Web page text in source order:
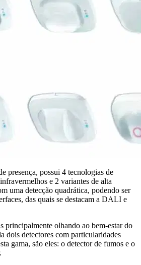
presença, possui 4 tecnologias de
e 2 variantes de alta
uma detecção quadrática, podendo ser
das quais se destacam a DALI e
principalmente olhando ao bem-estar do
dois detectores com particularidades
gama, são eles: o detector de fumos e o